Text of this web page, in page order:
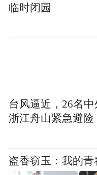
临时闭园
台风逼近，26名
浙江舟山紧急避险
盗香窃玉：我的